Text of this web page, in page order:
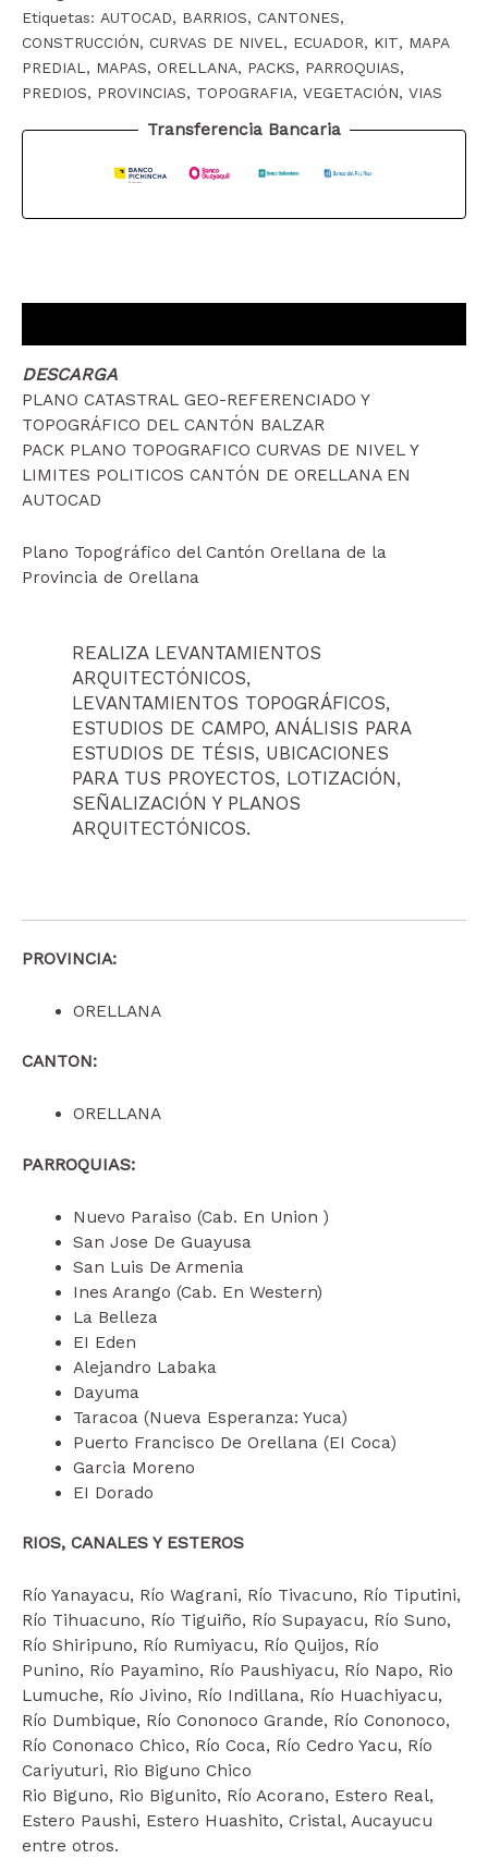
Y
TOPOGRÁFICO
DEL
CANTÓN
ORELLANA
Etiquetas: AUTOCAD, BARRIOS, CANTONES,
CONSTRUCCIÓN, CURVAS DE NIVEL , ECUADOR, KIT, MAPA
PREDIAL , MAPAS, ORELLANA, PACKS, PARROQUIAS,
PREDIOS, PROVINCIAS, TOPOGRAFIA, VEGETACIÓN, VIAS
Transferencia Bancaria
DESCARGA
PLANO CATASTRAL GEO-REFERENCIADO Y
TOPOGRÁFICO DEL CANTÓN BALZAR
PACK PLANO TOPOGRAFICO CURVAS DE NIVEL Y
LIMITES POLITICOS CANTÓN DE ORELLANA EN
AUTOCAD
Plano Topográfico del Cantón Orellana de la
Provincia de Orellana
REALIZA LEVANTAMIENTOS
ARQUITECTÓNICOS,
LEVANTAMIENTOS TOPOGRÁFICOS,
ESTUDIOS DE CAMPO, ANÁLISIS PARA
ESTUDIOS DE TÉSIS, UBICACIONES
PARA TUS PROYECTOS, LOTIZACIÓN,
SEÑALIZACIÓN Y PLANOS
ARQUITECTÓNICOS.
PROVINCIA:
ORELLANA
CANTON:
ORELLANA
PARROQUIAS:
Nuevo Paraiso (Cab. En Union )
San Jose De Guayusa
San Luis De Armenia
Ines Arango (Cab. En Western)
La Belleza
EI Eden
Alejandro Labaka
Dayuma
Taracoa (Nueva Esperanza: Yuca)
Puerto Francisco De Orellana (EI Coca)
Garcia Moreno
EI Dorado
RIOS, CANALES Y ESTEROS
Río Yanayacu, Río Wagrani, Río Tivacuno, Río Tiputini,
Río Tihuacuno, Río Tiguiño, Río Supayacu, Río Suno,
Río Shiripuno, Río Rumiyacu, Río Quijos, Río
Punino, Río Payamino, Río Paushiyacu, Río Napo, Rio
Lumuche, Río Jivino, Río Indillana, Río Huachiyacu,
Río Dumbique, Río Cononoco Grande, Río Cononoco,
Río Cononaco Chico, Río Coca, Río Cedro Yacu, Río
Cariyuturi, Rio Biguno Chico
Rio Biguno, Rio Bigunito, Río Acorano, Estero Real,
Estero Paushi, Estero Huashito, Cristal, Aucayucu
entre otros.